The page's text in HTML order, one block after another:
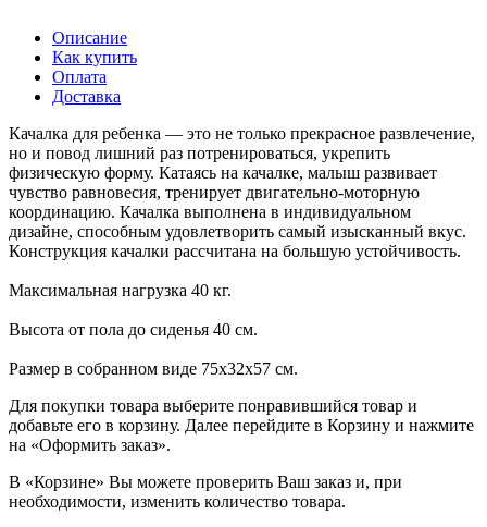
Описание
Как купить
Оплата
Доставка
Качалка для ребенка — это не только прекрасное развлечение,
но и повод лишний раз потренироваться, укрепить
физическую форму. Катаясь на качалке, малыш развивает
чувство равновесия, тренирует двигательно-моторную
координацию. Качалка выполнена в индивидуальном
дизайне, способным удовлетворить самый изысканный вкус.
Конструкция качалки рассчитана на большую устойчивость.
Максимальная нагрузка 40 кг.
Высота от пола до сиденья 40 см.
Размер в собранном виде 75х32х57 см.
Для покупки товара выберите понравившийся товар и
добавьте его в корзину. Далее перейдите в Корзину и нажмите
на «Оформить заказ».
В «Корзине» Вы можете проверить Ваш заказ и, при
необходимости, изменить количество товара.